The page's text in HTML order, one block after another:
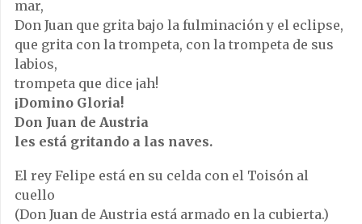
mar,
Don Juan que grita bajo la fulminación y el eclipse,
que grita con la trompeta, con la trompeta de sus
labios,
trompeta que dice ¡ah!
¡Domino Gloria!
Don Juan de Austria
les está gritando a las naves.
El rey Felipe está en su celda con el Toisón al
cuello
(Don Juan de Austria está armado en la cubierta.)